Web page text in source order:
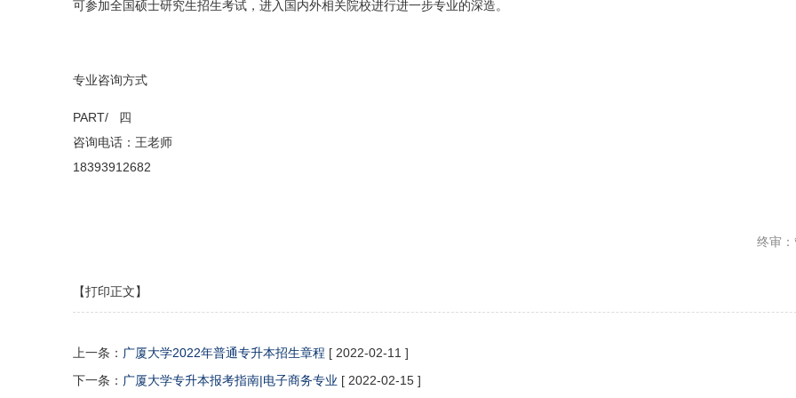
可参加全国硕士研究生招生考试，进入国内外相关院校进行进一步专业的深造。
专业咨询方式
PART/ 四
咨询电话：王老师
18393912682
终审
【打印正文】
上一条： 广厦大学2022年普通专升本招生章程 [ 2022-02-11 ]
下一条： 广厦大学专升本报考指南|电子商务专业 [ 2022-02-15 ]